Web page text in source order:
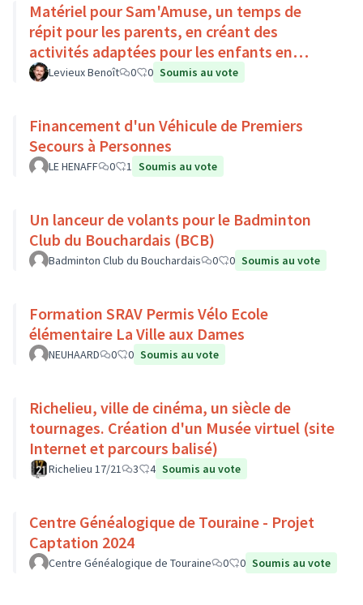
Matériel pour Sam'Amuse, un temps de
répit pour les parents, en créant des
activités adaptées pour les enfants en
situation de handicap
Levieux Benoît 0 0 Soumis au vote
Financement d'un Véhicule de Premiers
Secours à Personnes
LE HENAFF 0 1 Soumis au vote
Un lanceur de volants pour le Badminton
Club du Bouchardais (BCB)
Badminton Club du Bouchardais 0 0 Soumis au vote
Formation SRAV Permis Vélo Ecole
élémentaire La Ville aux Dames
NEUHAARD 0 0 Soumis au vote
Richelieu, ville de cinéma, un siècle de
tournages. Création d'un Musée virtuel (site
Internet et parcours balisé)
Richelieu 17/21 3 4 Soumis au vote
Centre Généalogique de Touraine - Projet
Captation 2024
Centre Généalogique de Touraine 0 0 Soumis au vote